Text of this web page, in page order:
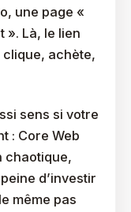
une page «
». Là, le lien
clique, achète,
sens si votre
: Core Web
chaotique,
d’investir
même pas